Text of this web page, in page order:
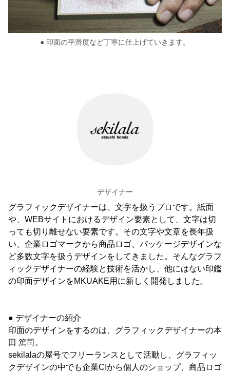
● 印面の平滑度など丁寧に仕上げていきます。
デザイナー
グラフィックデザイナーは、文字を扱うプロです。紙面
や、WEBサイトにおけるデザイン要素として、文字は切
っても切り離せない要素です。その文字や文章を長年扱
い、企業ロゴマークから商品ロゴ、パッケージデザインな
ど多数文字を扱うデザインをしてきました。そんなグラフ
ィックデザイナーの経験と技術を活かし、他にはない印鑑
の印面デザインをMKUAKE用に新しく開発しました。
● デザイナーの紹介
印面のデザインをするのは、グラフィックデザイナーの本
田 篤司。
sekilalaの屋号でフリーランスとして活動し、グラフィッ
クデザインの中でも企業CIから個人のショップ、商品ロゴ